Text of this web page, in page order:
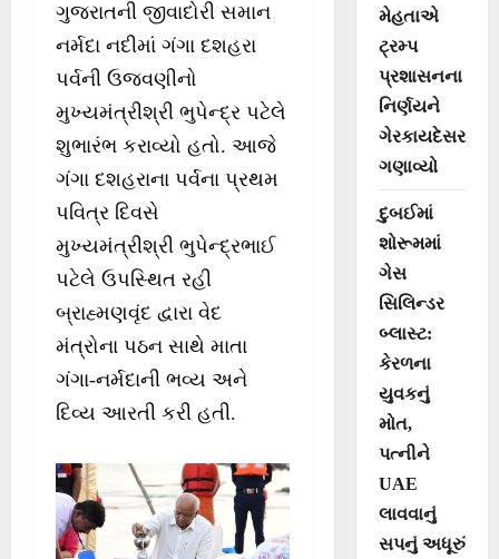
ગુજરાતની જીવાદોરી સમાન
નર્મદા નદીમાં ગંગા દશહરા
પર્વની ઉજવણીનો
મુખ્યમંત્રીશ્રી ભુપેન્દ્ર પટેલે
શુભારંભ કરાવ્યો હતો. આજે
ગંગા દશહરાના પર્વના પ્રથમ
પવિત્ર દિવસે
મુખ્યમંત્રીશ્રી ભુપેન્દ્રભાઈ
પટેલે ઉપસ્થિત રહી
બ્રાહ્મણવૃંદ દ્વારા વેદ
મંત્રોના પઠન સાથે માતા
ગંગા-નર્મદાની ભવ્ય અને
દિવ્ય આરતી કરી હતી.
મેહતાએ
ટ્રમ્પ
પ્રશાસનના
નિર્ણયને
ગેરકાયદેસર
ગણાવ્યો
દુબઈમાં
શોરૂમમાં
ગેસ
સિલિન્ડર
બ્લાસ્ટ:
કેરળના
યુવકનું
મોત,
પત્નીને
UAE
લાવવાનું
સપનું અધૂરું